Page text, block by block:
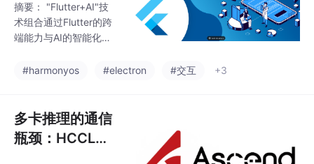
题，包括动态渲染模式
切换、Web专属手势适
配及资源预加载优化。
（如flutter_web_plugin
摘要： "Flutter+AI"技
术组合通过Flutter的跨
端能力与AI的智能化特
智能应用的主流方案。F
则扩展应用边界，实现
语音识别、图像分析等
智能功能。实践层面包
#harmonyos #electron #交互 +3
多卡推理的通信
瓶颈：HCCL实